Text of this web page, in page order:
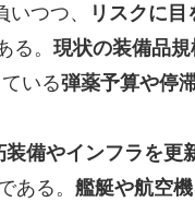
つつ、
リスクに
る。 現状の装備品
いる弾薬予算や停
備やインフラを更
ある。 艦艇や航空